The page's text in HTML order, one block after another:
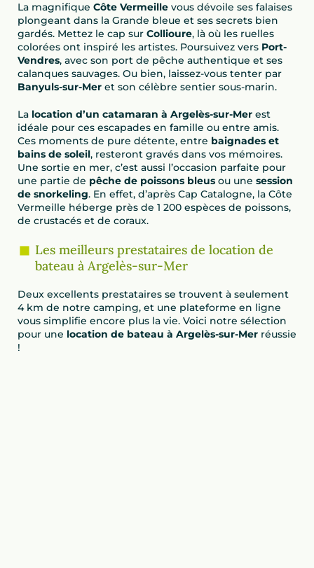
La magnifique Côte Vermeille vous dévoile ses falaises
plongeant dans la Grande bleue et ses secrets bien
gardés. Mettez le cap sur Collioure, là où les ruelles
colorées ont inspiré les artistes. Poursuivez vers Port-
Vendres, avec son port de pêche authentique et ses
calanques sauvages. Ou bien, laissez-vous tenter par
Banyuls-sur-Mer et son célèbre sentier sous-marin.
La location d’un catamaran à Argelès-sur-Mer est
idéale pour ces escapades en famille ou entre amis.
Ces moments de pure détente, entre baignades et
bains de soleil, resteront gravés dans vos mémoires.
Une sortie en mer, c’est aussi l’occasion parfaite pour
une partie de pêche de poissons bleus ou une session
de snorkeling. En effet, d’après Cap Catalogne, la Côte
Vermeille héberge près de 1 200 espèces de poissons,
de crustacés et de coraux.
Les meilleurs prestataires de location de
bateau à Argelès-sur-Mer
Deux excellents prestataires se trouvent à seulement
4 km de notre camping, et une plateforme en ligne
vous simplifie encore plus la vie. Voici notre sélection
pour une location de bateau à Argelès-sur-Mer réussie
!